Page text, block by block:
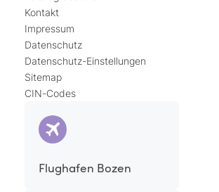
Kontakt
Impressum
Datenschutz
Datenschutz-Einstellungen
Sitemap
CIN-Codes
Flughafen Bozen